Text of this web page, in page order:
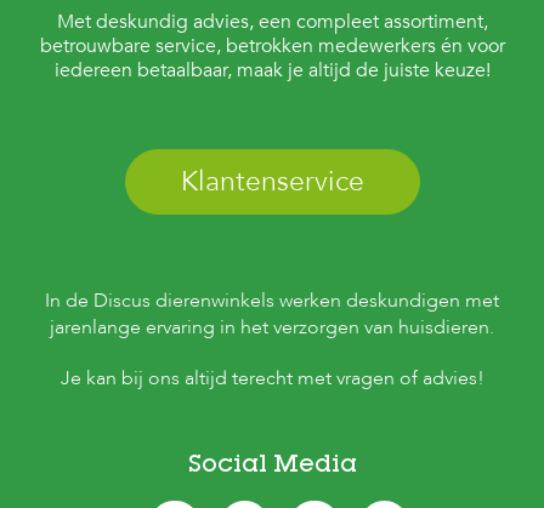
Met deskundig advies, een compleet assortiment,
betrouwbare service, betrokken medewerkers én voor
iedereen betaalbaar, maak je altijd de juiste keuze!
Klantenservice
In de Discus dierenwinkels werken deskundigen met
jarenlange ervaring in het verzorgen van huisdieren.
Je kan bij ons altijd terecht met vragen of advies!
Social Media